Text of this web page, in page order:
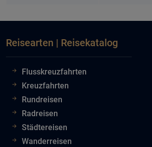
Reisearten | Reisekatalog
Flusskreuzfahrten
Kreuzfahrten
Rundreisen
Radreisen
Städtereisen
Wanderreisen